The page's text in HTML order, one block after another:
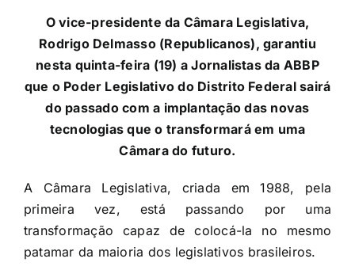
O vice-presidente da Câmara Legislativa,
Rodrigo Delmasso(Republicanos), garantiu
nesta quinta-feira (19) a Jornalistas da ABBP
que o Poder Legislativo do Distrito Federal sairá
do passado com a implantação das novas
tecnologias que o transformará em uma
Câmara do futuro.
A Câmara Legislativa, criada em 1988, pela
primeira vez, está passando por uma
transformação capaz de colocá-la no mesmo
patamar da maioria dos legislativos brasileiros.